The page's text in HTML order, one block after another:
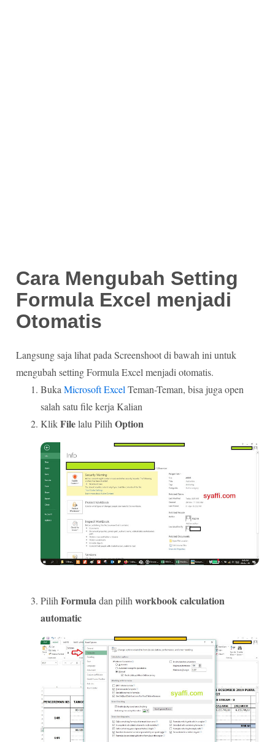
Cara Mengubah Setting
Formula Excel menjadi
Otomatis
Langsung saja lihat pada Screenshoot di bawah ini untuk
mengubah setting Formula Excel menjadi otomatis.
BukaMicrosoft ExcelTeman-Teman, bisa juga open
salah satu file kerja Kalian
KlikFilelalu PilihOption
PilihFormuladan pilihworkbook calculation
automatic